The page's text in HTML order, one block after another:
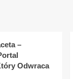
–
Odwraca